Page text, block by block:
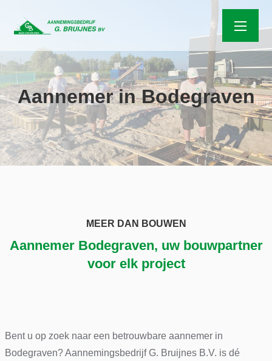
Aannemer in Bodegraven
MEER DAN BOUWEN
Aannemer Bodegraven, uw bouwpartner
voor elk project
Bent u op zoek naar een betrouwbare aannemer in
Bodegraven? Aannemingsbedrijf G. Bruijnes B.V. is dé